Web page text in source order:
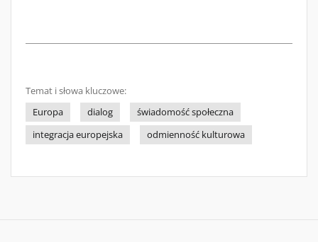
Temat i słowa kluczowe:
Europa
dialog
świadomość społeczna
integracja europejska
odmienność kulturowa